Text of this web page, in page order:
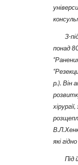
З-під
понад
р.). Він
які
Під